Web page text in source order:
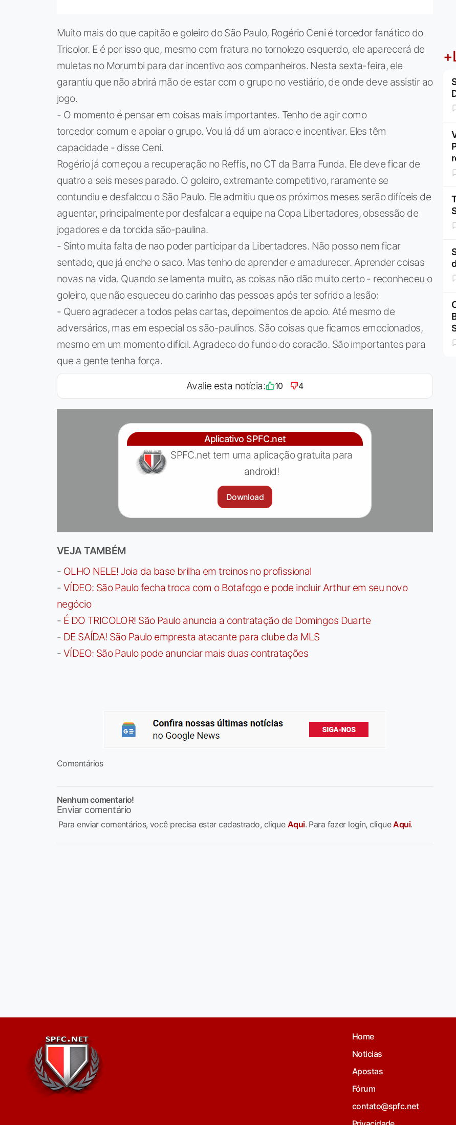
Muito mais do que capitão e goleiro do São Paulo, Rogério Ceni é torcedor fanático do
Tricolor. E é por isso que, mesmo com fratura no tornolezo esquerdo, ele aparecerá de
muletas no Morumbi para dar incentivo aos companheiros. Nesta sexta-feira, ele
garantiu que não abrirá mão de estar com o grupo no vestiário, de onde deve assistir ao
jogo.
- O momento é pensar em coisas mais importantes. Tenho de agir como
torcedor comum e apoiar o grupo. Vou lá dá um abraco e incentivar. Eles têm
capacidade - disse Ceni.
Rogério já começou a recuperação no Reffis, no CT da Barra Funda. Ele deve ficar de
quatro a seis meses parado. O goleiro, extremante competitivo, raramente se
contundiu e desfalcou o São Paulo. Ele admitiu que os próximos meses serão difíceis de
aguentar, principalmente por desfalcar a equipe na Copa Libertadores, obsessão de
jogadores e da torcida são-paulina.
- Sinto muita falta de nao poder participar da Libertadores. Não posso nem ficar
sentado, que já enche o saco. Mas tenho de aprender e amadurecer. Aprender coisas
novas na vida. Quando se lamenta muito, as coisas não dão muito certo - reconheceu o
goleiro, que não esqueceu do carinho das pessoas após ter sofrido a lesão:
- Quero agradecer a todos pelas cartas, depoimentos de apoio. Até mesmo de
adversários, mas em especial os são-paulinos. São coisas que ficamos emocionados,
mesmo em um momento difícil. Agradeco do fundo do coracão. São importantes para
que a gente tenha força.
Avalie esta notícia: 10 4
Aplicativo SPFC.net
SPFC.net tem uma aplicação gratuita para
android!
Download
VEJA TAMBÉM
- OLHO NELE! Joia da base brilha em treinos no profissional
- VÍDEO: São Paulo fecha troca com o Botafogo e pode incluir Arthur em seu novo
negócio
- É DO TRICOLOR! São Paulo anuncia a contratação de Domingos Duarte
- DE SAÍDA! São Paulo empresta atacante para clube da MLS
- VÍDEO: São Paulo pode anunciar mais duas contratações
Comentários
Nenhum comentario!
Enviar comentário
Para enviar comentários, você precisa estar cadastrado, clique Aqui. Para fazer login, cliqueAqui.
Home
Noticias
Apostas
Fórum
contato@spfc.net